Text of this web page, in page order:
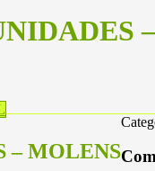
– MOLENS